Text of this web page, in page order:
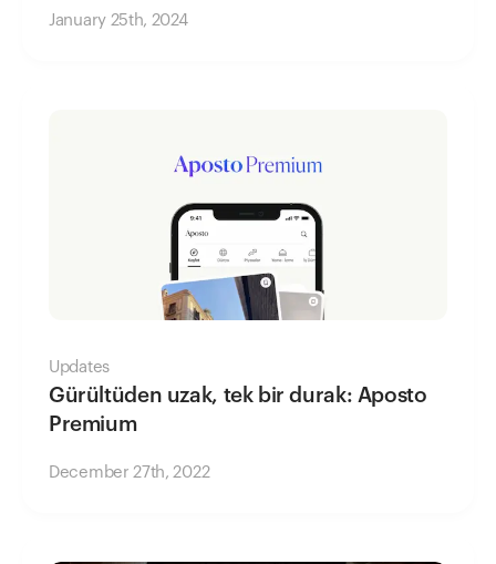
January 25th, 2024
Updates
Gürültüden uzak, tek bir durak: Aposto
Premium
December 27th, 2022